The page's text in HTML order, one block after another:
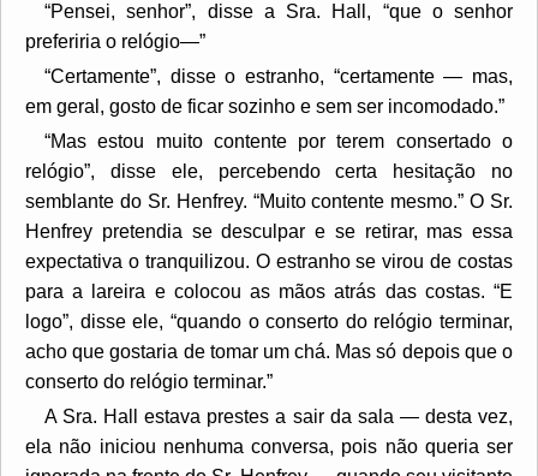
“Pensei, senhor”, disse a Sra. Hall, “que o senhor
preferiria o relógio—”
“Certamente”, disse o estranho, “certamente — mas,
em geral, gosto de ficar sozinho e sem ser incomodado.”
“Mas estou muito contente por terem consertado o
relógio”, disse ele, percebendo certa hesitação no
semblante do Sr. Henfrey. “Muito contente mesmo.” O Sr.
Henfrey pretendia se desculpar e se retirar, mas essa
expectativa o tranquilizou. O estranho se virou de costas
para a lareira e colocou as mãos atrás das costas. “E
logo”, disse ele, “quando o conserto do relógio terminar,
acho que gostaria de tomar um chá. Mas só depois que o
conserto do relógio terminar.”
A Sra. Hall estava prestes a sair da sala — desta vez,
ela não iniciou nenhuma conversa, pois não queria ser